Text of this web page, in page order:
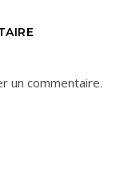
un commentaire.